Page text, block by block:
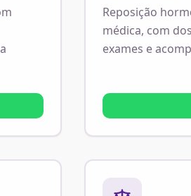
Reposição
médica, com
exames e